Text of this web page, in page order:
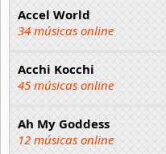
Accel World
34 músicas online
Acchi Kocchi
45 músicas online
Ah My Goddess
12 músicas online